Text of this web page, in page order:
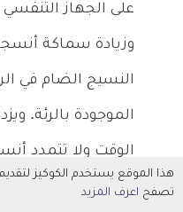
على الجهاز
وزيادة سماكة
النسيج الضام في
الموجودة بالرئة.
الوقت ولا تتمدد
يزيد من صعوبة
هذا الموقع يستخدم الكوكيز
تصفح اعرف المزيد